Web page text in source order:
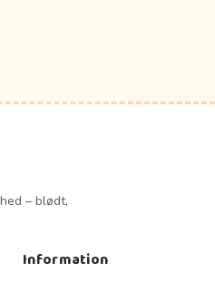
– blødt,
Information